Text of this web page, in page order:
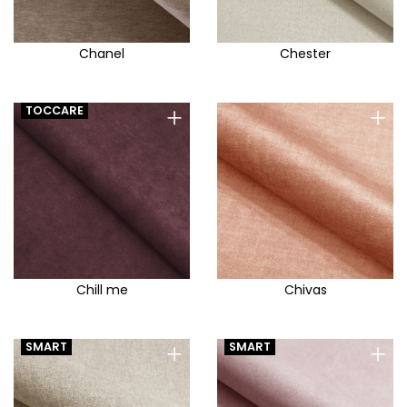
Ranger
Rango
Rebel
Retro bliss
Rimba
Robin
Rocky
Rosa
Chanel Chester
+
TOCCARE
Chill me
+
Chivas
+
SMART +
SMART